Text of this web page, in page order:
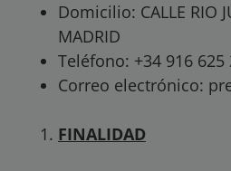
Domicilio: CALLE RIO
MADRID
Teléfono: +34 916 625
Correo electrónico:
FINALIDAD